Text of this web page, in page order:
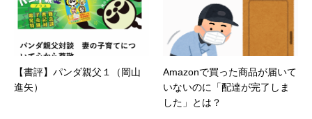
【書評】パンダ親父１（岡山
進矢）
Amazonで買った商品が届いて
いないのに「配達が完了しま
した」とは？